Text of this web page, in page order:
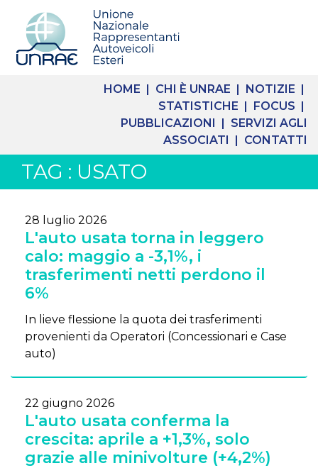
HOME | CHI È UNRAE | NOTIZIE |
STATISTICHE | FOCUS |
PUBBLICAZIONI | SERVIZI AGLI
ASSOCIATI | CONTATTI
TAG : USATO
28 luglio 2026
L'auto usata torna in leggero
calo: maggio a -3,1%, i
trasferimenti netti perdono il
6%
In lieve flessione la quota dei trasferimenti
provenienti da Operatori (Concessionari e Case
auto)
22 giugno 2026
L'auto usata conferma la
crescita: aprile a +1,3%, solo
grazie alle minivolture (+4,2%)